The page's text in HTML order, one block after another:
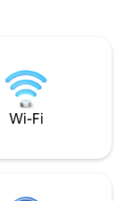
Rəylərə baxın!
gətirin.
Wi-Fi